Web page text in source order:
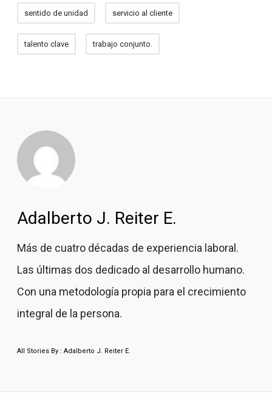
sentido de unidad servicio al cliente
talento clave trabajo conjunto.
Adalberto J. Reiter E.
Más de cuatro décadas de experiencia laboral.
Las últimas dos dedicado al desarrollo humano.
Con una metodología propia para el crecimiento
integral de la persona.
All Stories By : Adalberto J. Reiter E.